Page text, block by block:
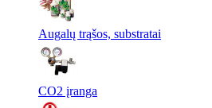
Augalų trąšos, substratai
CO2 įranga